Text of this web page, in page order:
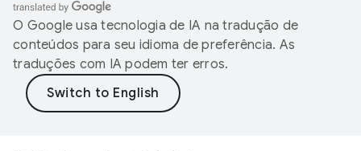
O Google usa tecnologia de IA na tradução de
conteúdos para seu idioma de preferência. As
traduções com IA podem ter erros.